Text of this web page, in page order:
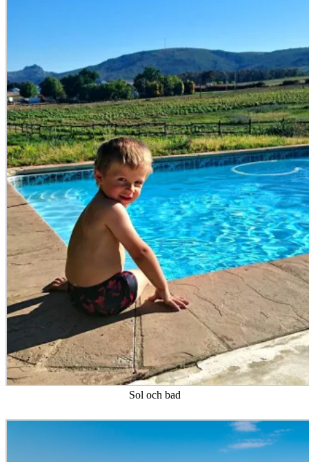
Sol och bad